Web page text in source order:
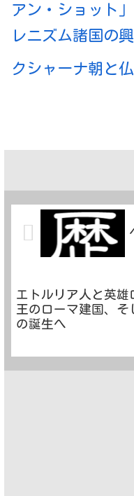
アン・ショット
レニズム諸国の
クシャーナ朝と
エトルリア人と英雄
王のローマ建国、そ
の誕生へ